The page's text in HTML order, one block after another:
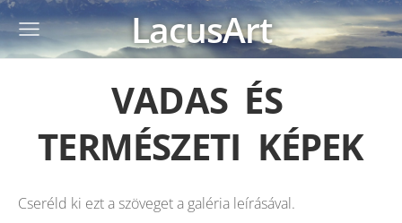
LacusArt
VADAS ÉS
TERMÉSZETI KÉPEK
Cseréld ki ezt a szöveget a galéria leírásával.